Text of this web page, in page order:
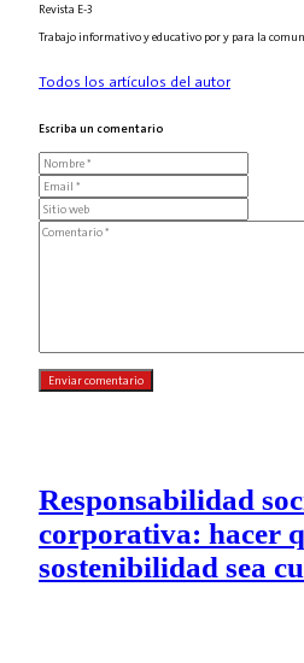
Revista E-3
Trabajo informativo y educativo por y para la
Todos los artículos del autor
Escriba un comentario
Responsabilidad
corporativa: hacer
sostenibilidad sea